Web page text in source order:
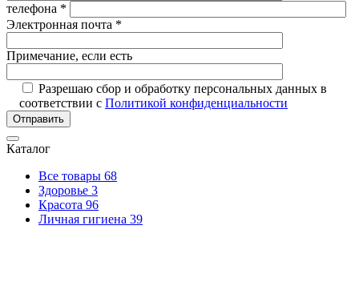
телефона *
Электронная почта *
Примечание, если есть
Разрешаю сбор и обработку персональных данных в
соответствии с Политикой конфиденциальности
Отправить
Каталог
Все товары 68
Здоровье 3
Красота 96
Личная гигиена 39